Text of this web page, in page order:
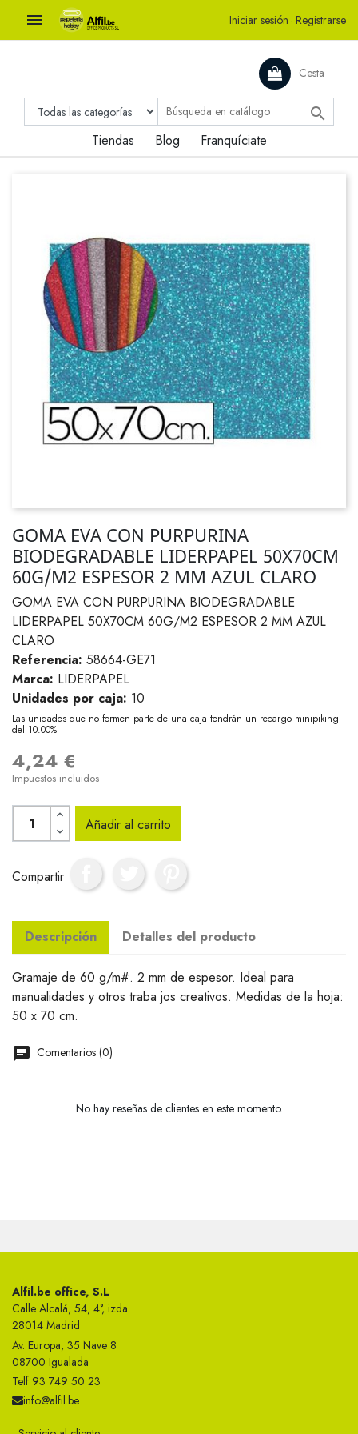
 Iniciar sesión · Registrarse
Cesta

Tiendas Blog Franquíciate
GOMA EVA CON PURPURINA
BIODEGRADABLE LIDERPAPEL 50X70CM
60G/M2 ESPESOR 2 MM AZUL CLARO
GOMA EVA CON PURPURINA BIODEGRADABLE
LIDERPAPEL 50X70CM 60G/M2 ESPESOR 2 MM AZUL
CLARO
Referencia: 58664-GE71
Marca: LIDERPAPEL
Unidades por caja: 10
Las unidades que no formen parte de una caja tendrán un recargo minipiking
del 10.00%
4,24 €
Impuestos incluidos
Añadir al carrito
Compartir
Descripción Detalles del producto
Gramaje de 60 g/m#. 2 mm de espesor. Ideal para
manualidades y otros traba jos creativos. Medidas de la hoja:
50 x 70 cm.
Comentarios (0)
No hay reseñas de clientes en este momento.
Alfil.be office, S.L
Calle Alcalá, 54, 4°, izda.
28014 Madrid
Av. Europa, 35 Nave 8
08700 Igualada
Telf 93 749 50 23
info@alfil.be